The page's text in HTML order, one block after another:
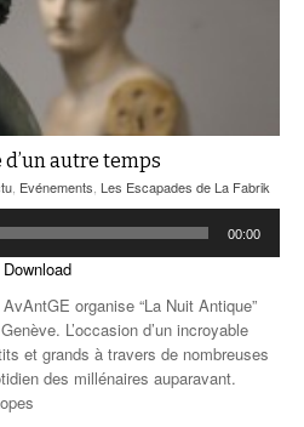
autre temps
Evénements Les Escapades de La Fabrik
00:00
Download
organise “La Nuit Antique”
L’occasion d’un incroyable
et grands à travers de nombreuses
des millénaires auparavant.